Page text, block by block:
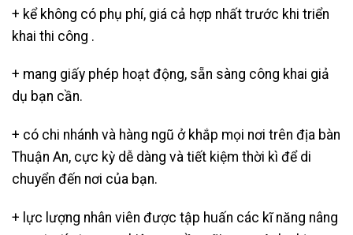
+ kể không có phụ phí, giá cả hợp nhất trước khi triển
khai thi công .
+ mang giấy phép hoạt động, sẵn sàng công khai giả
dụ bạn cần.
+ có chi nhánh và hàng ngũ ở khắp mọi nơi trên địa bàn
Thuận An, cực kỳ dễ dàng và tiết kiệm thời kì để di
chuyển đến nơi của bạn.
+ lực lượng nhân viên được tập huấn các kĩ năng nâng